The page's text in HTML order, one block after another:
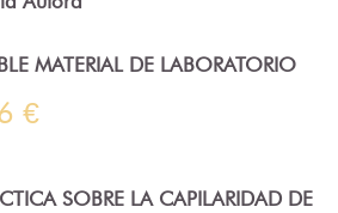
MATERIAL DE LABORATORIO
€
SOBRE LA CAPILARIDAD DE